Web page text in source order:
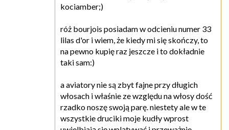
kociamber;)
róż bourjois posiadam w odcieniu numer 33
lilas d'or i wiem, że kiedy mi się skończy, to
na pewno kupię raz jeszcze i to dokładnie
taki sam:)
a aviatory nie są zbyt fajne przy długich
włosach i właśnie ze względu na włosy dość
rzadko noszę swoją parę. niestety ale w te
wszystkie druciki moje kudły wprost